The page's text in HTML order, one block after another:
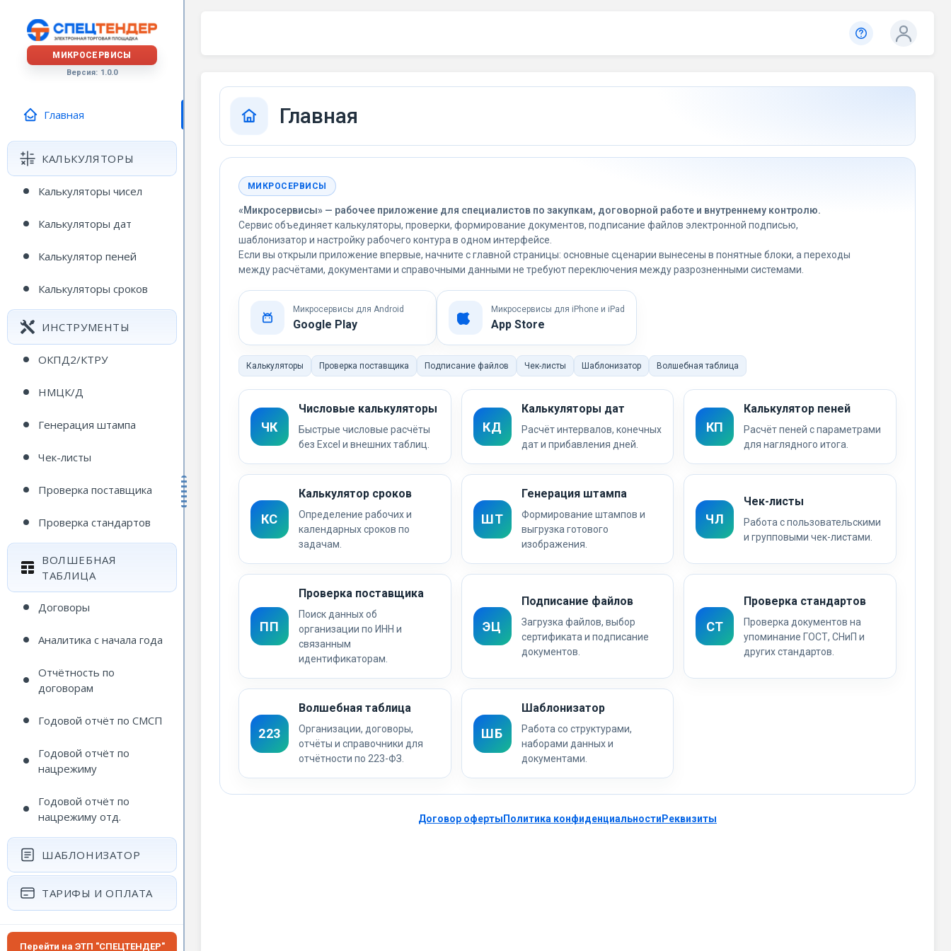
МИКРОСЕРВИСЫ
Версия: 1.0.0
Главная
КАЛЬКУЛЯТОРЫ
Калькуляторы чисел
Калькуляторы дат
Калькулятор пеней
Калькуляторы сроков
ИНСТРУМЕНТЫ
ОКПД2/КТРУ
НМЦК/Д
Генерация штампа
Чек-листы
Проверка поставщика
Проверка стандартов
ВОЛШЕБНАЯ
ТАБЛИЦА
Договоры
Аналитика с начала года
Отчётность по
договорам
Годовой отчёт по СМСП
Годовой отчёт по
нацрежиму
Годовой отчёт по
нацрежиму отд.
ШАБЛОНИЗАТОР
ТАРИФЫ И ОПЛАТА
Перейти на ЭТП "СПЕЦТЕНДЕР"
Главная
МИКРОСЕРВИСЫ
«Микросервисы» — рабочее приложение для специалистов по закупкам, договорной работе и внутреннему контролю.
Сервис объединяет калькуляторы, проверки, формирование документов, подписание файлов электронной подписью,
шаблонизатор и настройку рабочего контура в одном интерфейсе.
Если вы открыли приложение впервые, начните с главной страницы: основные сценарии вынесены в понятные блоки, а переходы
между расчётами, документами и справочными данными не требуют переключения между разрозненными системами.
Микросервисы для Android
Google Play
Микросервисы для iPhone и iPad
App Store
Калькуляторы Проверка поставщика Подписание файлов Чек-листы Шаблонизатор Волшебная таблица
ЧК
Числовые калькуляторы
Быстрые числовые расчёты
без Excel и внешних таблиц.
КД
Калькуляторы дат
Расчёт интервалов, конечных
дат и прибавления дней.
КП
Калькулятор пеней
Расчёт пеней с параметрами
для наглядного итога.
КС
Калькулятор сроков
Определение рабочих и
календарных сроков по
задачам.
ШТ
Генерация штампа
Формирование штампов и
выгрузка готового
изображения.
ЧЛ
Чек-листы
Работа с пользовательскими
и групповыми чек-листами.
ПП
Проверка поставщика
Поиск данных об
организации по ИНН и
связанным
идентификаторам.
ЭЦ
Подписание файлов
Загрузка файлов, выбор
сертификата и подписание
документов.
СТ
Проверка стандартов
Проверка документов на
упоминание ГОСТ, СНиП и
других стандартов.
223
Волшебная таблица
Организации, договоры,
отчёты и справочники для
отчётности по 223-ФЗ.
ШБ
Шаблонизатор
Работа со структурами,
наборами данных и
документами.
Договор оферты Политика конфиденциальности Реквизиты